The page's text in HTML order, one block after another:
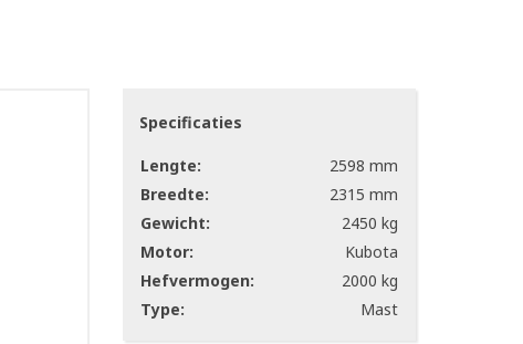
Specificaties
Lengte:
2598 mm
Breedte:
2315 mm
Gewicht:
2450 kg
Motor:
Kubota
Hefvermogen:
2000 kg
Type:
Mast